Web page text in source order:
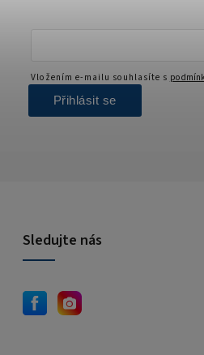
Vložením e-mailu souhlasíte s
Přihlásit se
Sledujte nás